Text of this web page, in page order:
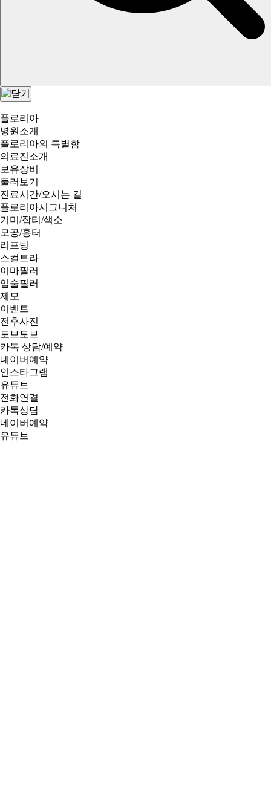
플로리아
병원소개
플로리아의 특별함
의료진소개
보유장비
둘러보기
진료시간/오시는 길
플로리아시그니처
기미/잡티/색소
모공/흉터
리프팅
스컬트라
이마필러
입술필러
제모
이벤트
전후사진
토브토브
카톡 상담/예약
네이버예약
인스타그램
유튜브
전화연결
카톡상담
네이버예약
유튜브